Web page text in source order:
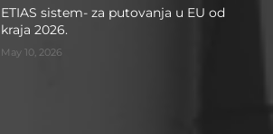
ETIAS sistem- za putovanja u EU od
kraja 2026.
May 10, 2026